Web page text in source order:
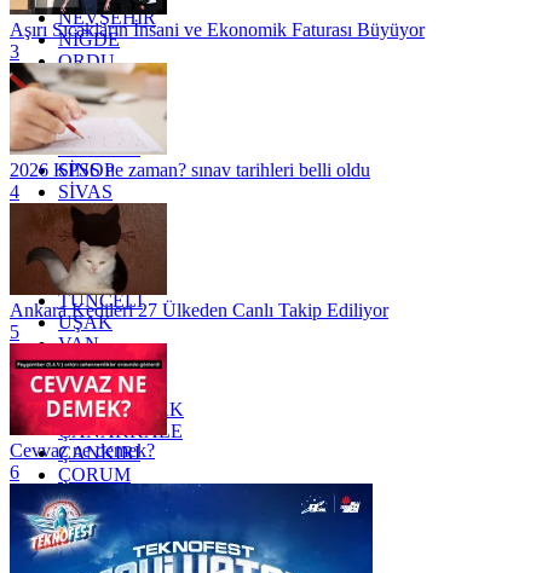
NEVŞEHİR
NİĞDE
ORDU
OSMANİYE
RİZE
SAKARYA
SAMSUN
SİNOP
SİVAS
SİİRT
TEKİRDAĞ
TOKAT
TRABZON
TUNCELİ
UŞAK
VAN
YALOVA
YOZGAT
ZONGULDAK
ÇANAKKALE
ÇANKIRI
ÇORUM
İSTANBUL
İZMİR
ŞANLIURFA
ŞIRNAK
Aşırı Sıcakların İnsani ve Ekonomik Faturası Büyüyor
3
2026 KPSS ne zaman? sınav tarihleri belli oldu
4
Ankara Kedileri 27 Ülkeden Canlı Takip Ediliyor
5
Cevvaz ne demek?
6